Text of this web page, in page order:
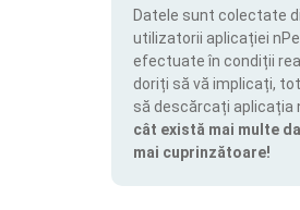
Datele sunt colectate
utilizatorii aplicației
efectuate în condiții
doriți să vă implicați,
să descărcați aplicația
cât există mai multe
mai cuprinzătoare!